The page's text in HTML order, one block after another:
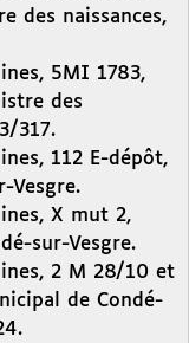
des naissances,
5MI 1783,
des
317.
112 E-dépôt,
Vesgre.
X mut 2,
sur-Vesgre.
2 M 28/10 et
de Condé-